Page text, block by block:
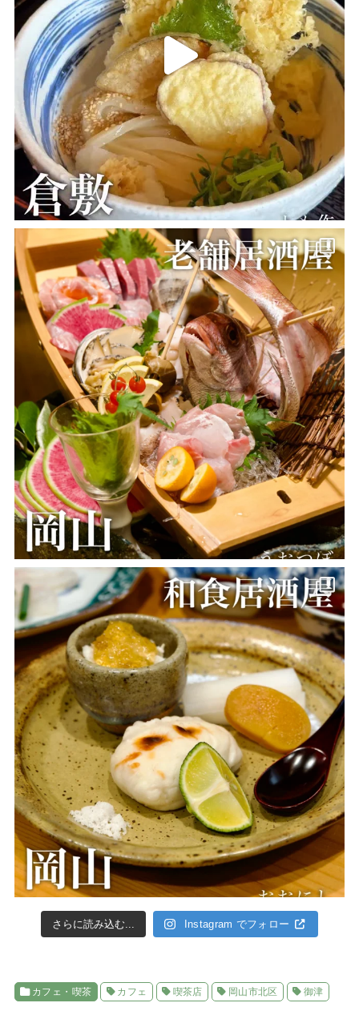
さらに読み込む... Instagram でフォロー
カフェ・喫茶 カフェ 喫茶店 岡山市北区 御津